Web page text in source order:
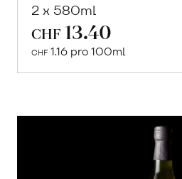
2 x 580ml
CHF 13.40
CHF 1.16 pro 100ml